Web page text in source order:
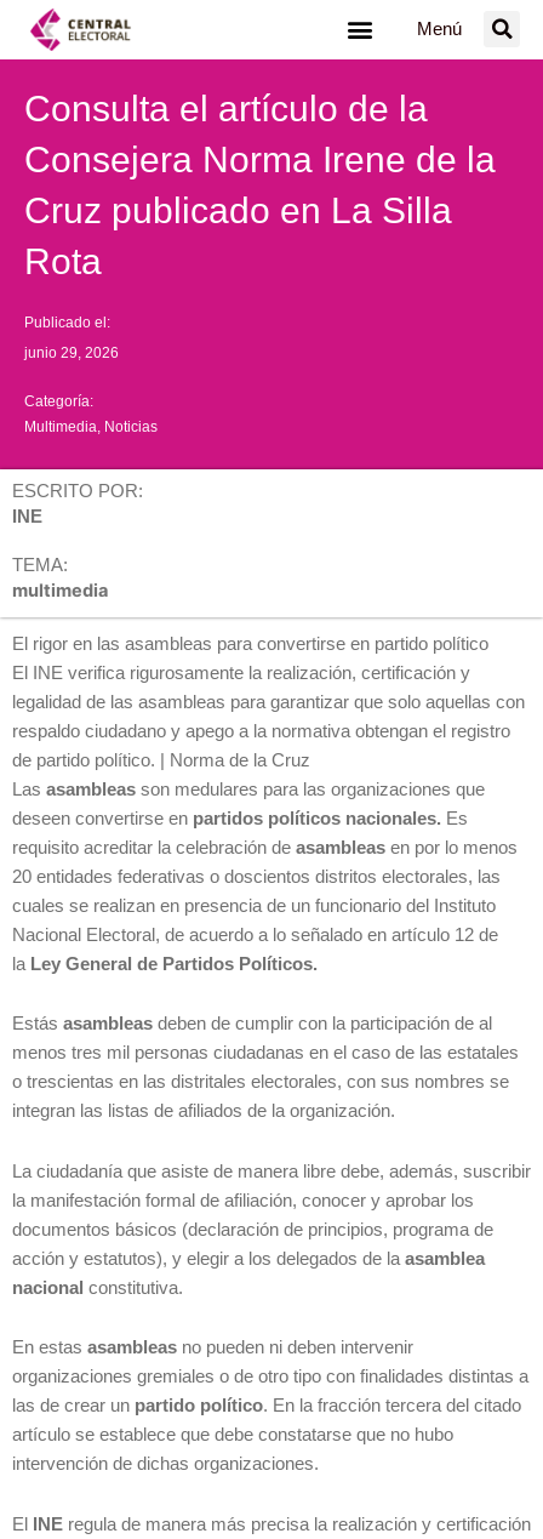
Menú
Consulta el artículo de la
Consejera Norma Irene de la
Cruz publicado en La Silla
Rota
Publicado el:
junio 29, 2026
Categoría:
Multimedia Noticias
ESCRITO POR:
INE
TEMA:
multimedia
El rigor en las asambleas para convertirse en partido político
El INE verifica rigurosamente la realización, certificación y
legalidad de las asambleas para garantizar que solo aquellas con
respaldo ciudadano y apego a la normativa obtengan el registro
de partido político. | Norma de la Cruz
Las asambleas son medulares para las organizaciones que
deseen convertirse en partidos políticos nacionales. Es
requisito acreditar la celebración de asambleas en por lo menos
20 entidades federativas o doscientos distritos electorales, las
cuales se realizan en presencia de un funcionario del Instituto
Nacional Electoral, de acuerdo a lo señalado en artículo 12 de
la Ley General de Partidos Políticos.
Estás asambleas deben de cumplir con la participación de al
menos tres mil personas ciudadanas en el caso de las estatales
o trescientas en las distritales electorales, con sus nombres se
integran las listas de afiliados de la organización.
La ciudadanía que asiste de manera libre debe, además, suscribir
la manifestación formal de afiliación, conocer y aprobar los
documentos básicos (declaración de principios, programa de
acción y estatutos), y elegir a los delegados de la asamblea
nacional constitutiva.
En estas asambleas no pueden ni deben intervenir
organizaciones gremiales o de otro tipo con finalidades distintas a
las de crear un partido político. En la fracción tercera del citado
artículo se establece que debe constatarse que no hubo
intervención de dichas organizaciones.
El INE regula de manera más precisa la realización y certificación